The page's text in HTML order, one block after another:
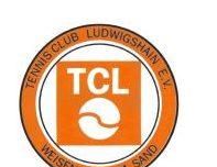
content